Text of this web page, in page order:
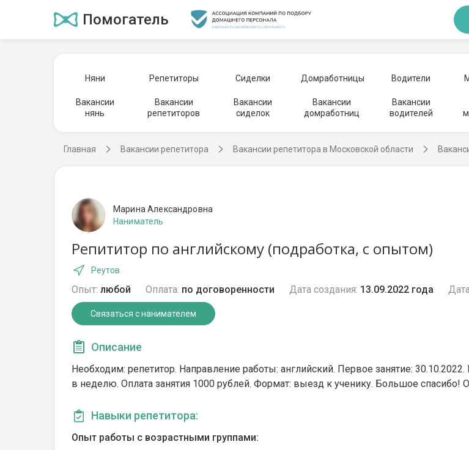
Помогатель
Няни Репетиторы Сиделки Домработницы Водители
Вакансии
нянь
Вакансии
репетиторов
Вакансии
сиделок
Вакансии
домработниц
Вакансии
водителей
Главная Вакансии репетитора Вакансии репетитора в Московской области
Марина Александровна
Наниматель
Репититор по английскому (подработка, с опытом)
Реутов
Опыт: любой Оплата: по договоренности Дата создания: 13.09.2022 года
Связаться с нанимателем
Описание
Необходим: репетитор. Направление работы: английский. Первое занятие: 30.10.2022.
в неделю. Оплата занятия 1000 рублей. Формат: выезд к ученику. Большое спасибо!
Навыки репетитора:
Опыт работы с возрастными группами: